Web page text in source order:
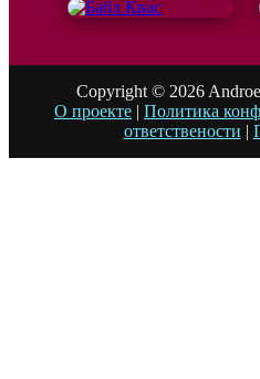
Copyright © 2026
О проекте | Политика
ответствености |